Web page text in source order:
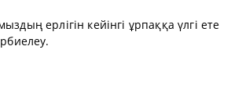
ерлігін кейінгі ұрпаққа үлгі ете